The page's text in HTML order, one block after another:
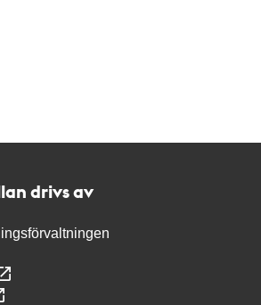
drivs av